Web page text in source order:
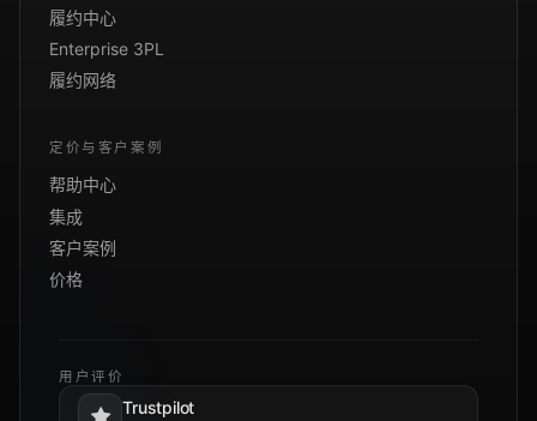
履约中心
Enterprise 3PL
履约网络
定价与客户案例
帮助中心
集成
客户案例
价格
用户评价
Trustpilot